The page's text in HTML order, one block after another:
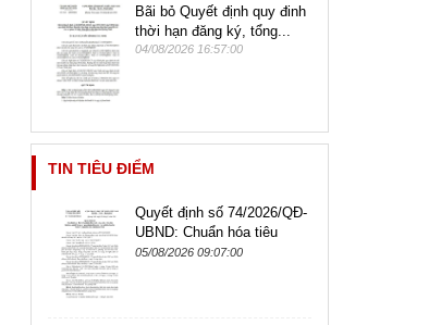
Bãi bỏ Quyết định quy đinh
thời hạn đăng ký, tổng...
04/08/2026 16:57:00
TIN TIÊU ĐIỂM
Quyết định số 74/2026/QĐ-
UBND: Chuẩn hóa tiêu
chuẩn chức danh công
05/08/2026 09:07:00